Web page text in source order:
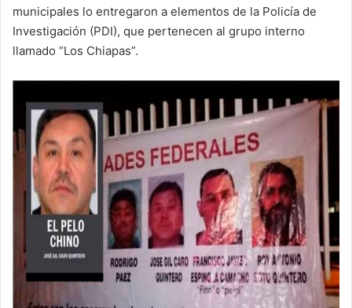
municipales lo entregaron a elementos de la Policía de
Investigación (PDI), que pertenecen al grupo interno
llamado “Los Chiapas”.